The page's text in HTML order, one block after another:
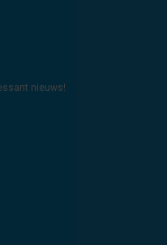
nieuws!